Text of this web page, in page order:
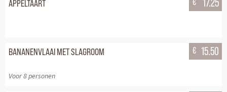
APPELTAART 17.25
BANANENVLAAI MET SLAGROOM
Voor 8 personen
€ 15.50